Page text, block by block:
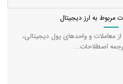
مربوط به ارز دیجیتال
معاملات و واحدهای پول دیجیتالی،
اصطلاحات...